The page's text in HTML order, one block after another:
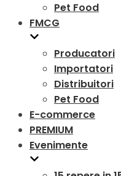
Pet Food
FMCG
Producatori
Importatori
Distribuitori
Pet Food
E-commerce
PREMIUM
Evenimente